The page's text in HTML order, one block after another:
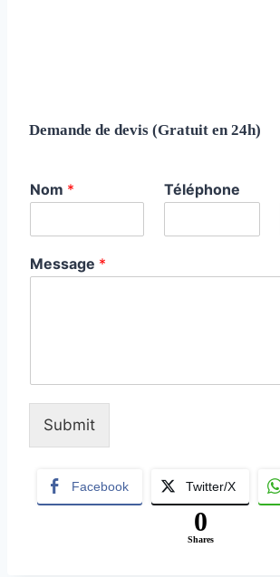
Demande de devis (Gratuit en 24h)
Nom * Téléphone
Message *
Submit
e
Facebook Twitter/X
0
Shares